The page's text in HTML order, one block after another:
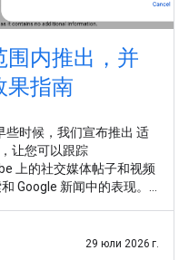
内推出，并
果指南
些时候，我们宣布推出 适
让您可以跟踪
上的社交媒体帖子和视频
Google 新闻中的表现。
数据洞见。今天，我们还发
29 юли 2026 г.